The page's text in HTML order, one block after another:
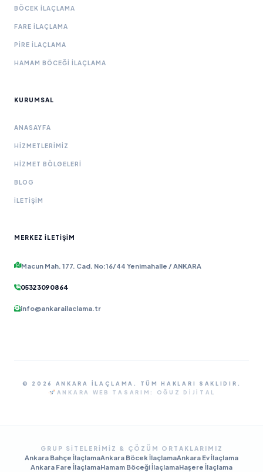
BÖCEK İLAÇLAMA
FARE İLAÇLAMA
PIRE İLAÇLAMA
HAMAM BÖCEĞI İLAÇLAMA
KURUMSAL
ANASAYFA
HIZMETLERIMIZ
HIZMET BÖLGELERI
BLOG
İLETIŞIM
MERKEZ İLETIŞIM
Macun Mah. 177. Cad. No:16/44 Yenimahalle / ANKARA
0532 309 08 64
info@ankarailaclama.tr
© 2026 ANKARA İLAÇLAMA. TÜM HAKLARI SAKLIDIR.
ANKARA WEB TASARIM:
OĞUZ DIJITAL
GRUP SITELERIMIZ & ÇÖZÜM ORTAKLARIMIZ
Ankara Bahçe İlaçlamaAnkara Böcek İlaçlamaAnkara Ev İlaçlama
Ankara Fare İlaçlamaHamam Böceği İlaçlamaHaşere İlaçlama